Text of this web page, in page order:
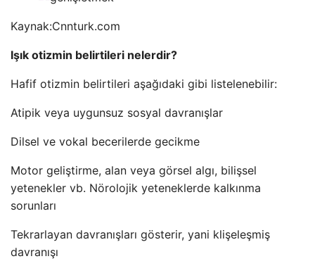
Kaynak:Cnnturk.com
Işık otizmin belirtileri nelerdir?
Hafif otizmin belirtileri aşağıdaki gibi listelenebilir:
Atipik veya uygunsuz sosyal davranışlar
Dilsel ve vokal becerilerde gecikme
Motor geliştirme, alan veya görsel algı, bilişsel
yetenekler vb. Nörolojik yeteneklerde kalkınma
sorunları
Tekrarlayan davranışları gösterir, yani klişeleşmiş
davranışı